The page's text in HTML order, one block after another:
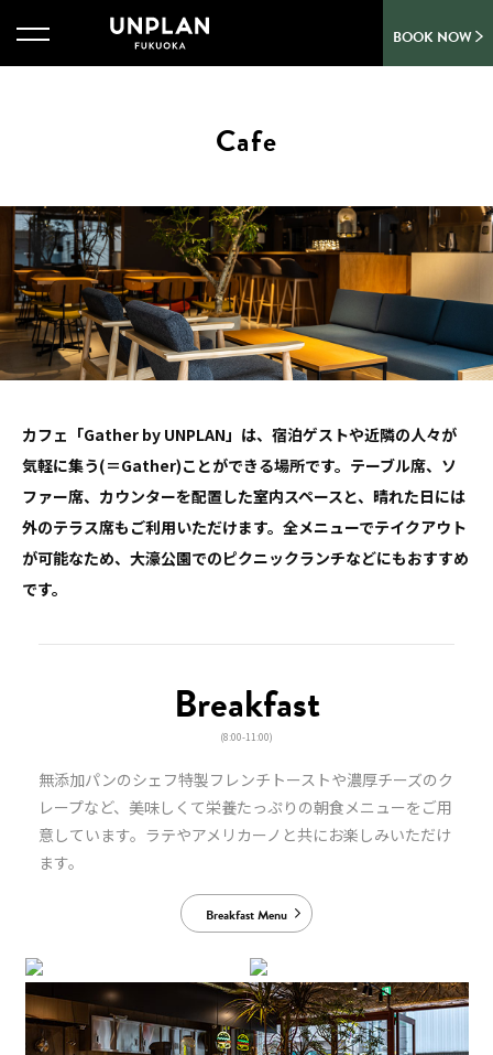
BOOK NOW
Cafe
カフェ「Gather by UNPLAN」は、宿泊ゲストや近隣の人々が
気軽に集う(＝Gather)ことができる場所です。 テーブル席、ソ
ファー席、カウンターを配置した室内スペースと、晴れた日には
外のテラス席もご利用いただけます。 全メニューでテイクアウト
が可能なため、大濠公園でのピクニックランチなどにもおすすめ
です。
Breakfast
(8:00-11:00)
無添加パンのシェフ特製フレンチトーストや濃厚チーズのク
レープなど、美味しくて栄養たっぷりの朝食メニューをご用
意しています。 ラテやアメリカーノと共にお楽しみいただけ
ます。
Breakfast Menu